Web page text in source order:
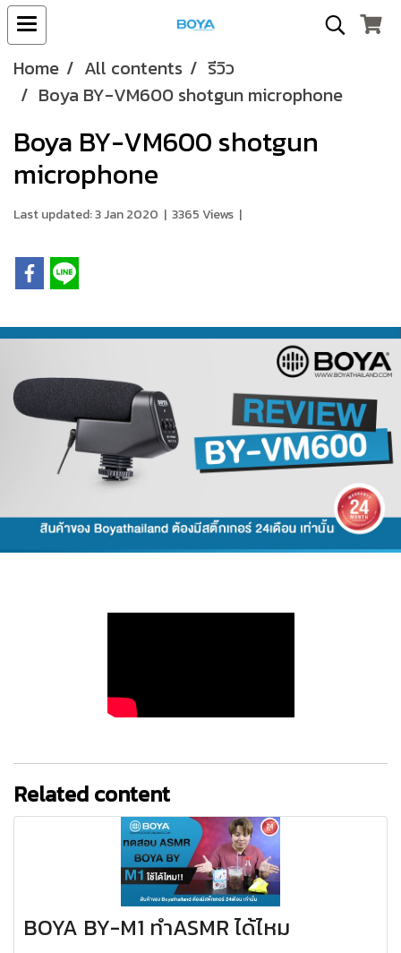
Home All contents
รีวิว
Boya BY-VM600 shotgun microphone
Boya BY-VM600 shotgun
microphone
Last updated: 3 Jan 2020 | 3365 Views |
Related content
BOYA BY-M1 ทำASMR ได้ไหม